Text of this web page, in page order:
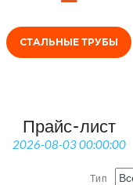
СТАЛЬНЫЕ ТРУБЫ
Прайс-лист
2026-08-03 00:00:00
Тип